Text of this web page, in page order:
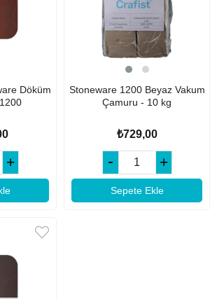
Döküm
Stoneware 1200 Beyaz Vakum
Çamuru - 10 kg
₺729,00
Sepete Ekle